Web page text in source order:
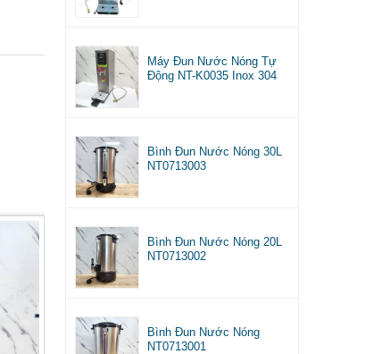
Máy Đun Nước Nóng Tự
Động NT-K0035 Inox 304
Bình Đun Nước Nóng 30L
NT0713003
Bình Đun Nước Nóng 20L
NT0713002
Bình Đun Nước Nóng
NT0713001